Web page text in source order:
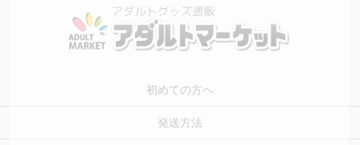
初めての方へ
発送方法